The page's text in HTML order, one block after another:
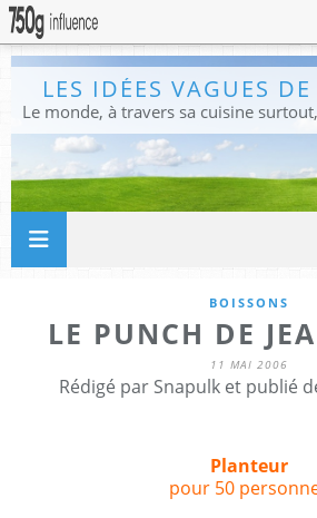
LES IDÉES VAGUES
BOISSONS
LE PUNCH DE
11 MAI 2006
Rédigé par Snapulk et publié
Planteur
pour 50